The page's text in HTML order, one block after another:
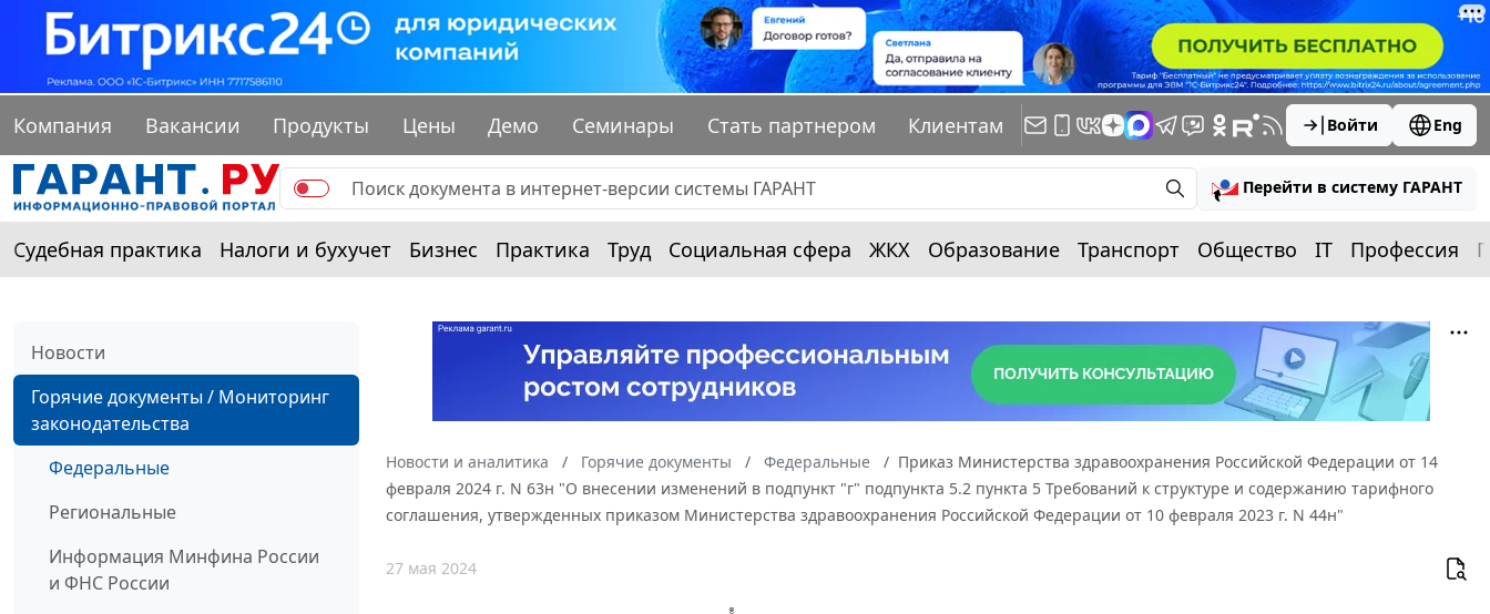
Компания Вакансии Продукты Цены Демо Семинары Стать партнером Клиентам Войти Eng
Перейти в систему ГАРАНТ
Судебная практика Налоги и бухучет Бизнес Практика Труд Социальная сфера ЖКХ Образование Транспорт Общество IT Профессия
Новости
Горячие документы / Мониторинг
законодательства
Федеральные
Региональные
Информация Минфина России
и ФНС России
Новости и аналитика Горячие документы Федеральные
Приказ Министерства здравоохранения Российской Федерации от 14
февраля 2024 г. N 63н "О внесении изменений в подпункт "г" подпункта 5.2 пункта 5 Требований к структуре и содержанию тарифного
соглашения, утвержденных приказом Министерства здравоохранения Российской Федерации от 10 февраля 2023 г. N 44н"
27 мая 2024